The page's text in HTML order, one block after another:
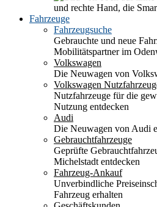
Fahrzeuge
Fahrzeugsuche
Gebrauchte und neue
Mobilitätspartner im
Volkswagen
Die Neuwagen von
Volkswagen
Nutzfahrzeuge für die
Nutzung entdecken
Audi
Die Neuwagen von Audi
Gebrauchtfahrzeuge
Geprüfte
Michelstadt entdecken
Fahrzeug-Ankauf
Unverbindliche
Fahrzeug erhalten